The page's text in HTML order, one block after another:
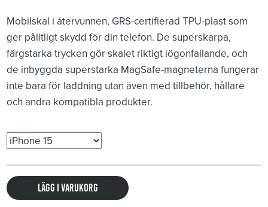
Mobilskal i återvunnen, GRS-certifierad TPU-plast som
ger pålitligt skydd för din telefon. De superskarpa,
färgstarka trycken gör skalet riktigt iögonfallande, och
de inbyggda superstarka MagSafe-magneterna fungerar
inte bara för laddning utan även med tillbehör, hållare
och andra kompatibla produkter.
Lägg i varukorg